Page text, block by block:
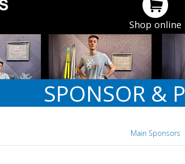
Shop online
SPONSOR &
Main Sponsors